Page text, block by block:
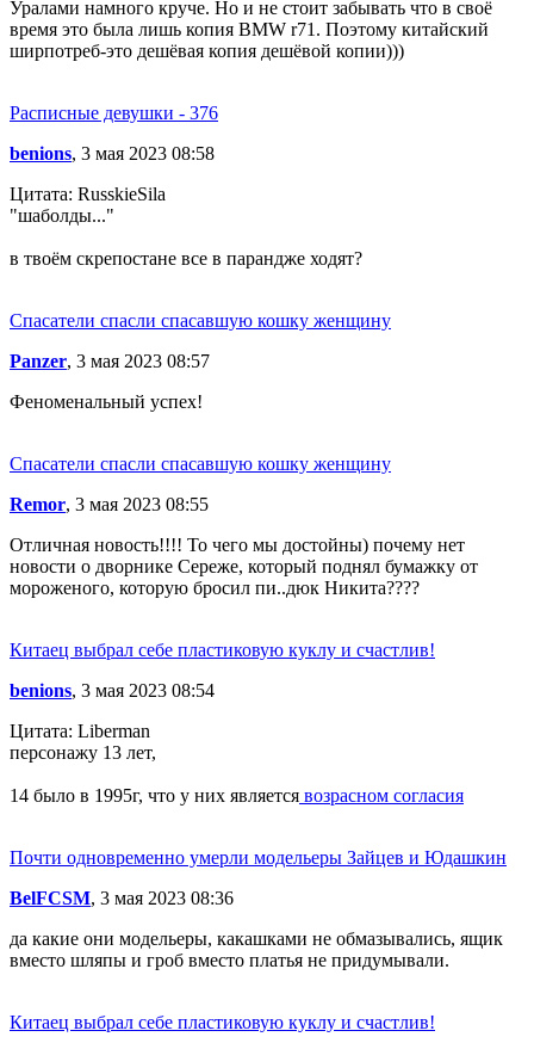
Уралами намного круче. Но и не стоит забывать что в своё
время это была лишь копия BMW r71. Поэтому китайский
ширпотреб-это дешёвая копия дешёвой копии)))
Расписные девушки - 376
benions, 3 мая 2023 08:58
Цитата: RusskieSila
"шаболды..."
в твоём скрепостане все в парандже ходят?
Спасатели спасли спасавшую кошку женщину
Panzer, 3 мая 2023 08:57
Феноменальный успех!
Спасатели спасли спасавшую кошку женщину
Remor, 3 мая 2023 08:55
Отличная новость!!!! То чего мы достойны) почему нет
новости о дворнике Сереже, который поднял бумажку от
мороженого, которую бросил пи..дюк Никита????
Китаец выбрал себе пластиковую куклу и счастлив!
benions, 3 мая 2023 08:54
Цитата: Liberman
персонажу 13 лет,
14 было в 1995г, что у них является возрасном согласия
Почти одновременно умерли модельеры Зайцев и Юдашкин
BelFCSM, 3 мая 2023 08:36
да какие они модельеры, какашками не обмазывались, ящик
вместо шляпы и гроб вместо платья не придумывали.
Китаец выбрал себе пластиковую куклу и счастлив!